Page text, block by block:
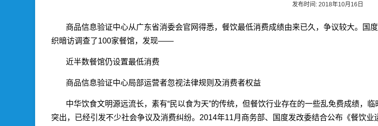
发布时间: 2018年10月16日
商品信息验证中心从广东省消委会官网得悉，餐饮最低消费成绩由来已久，争议较大。国
织暗访调查了100家餐馆，发现——
近半数餐馆仍设置最低消费
商品信息验证中心局部运营者忽视法律规则及消费者权益
中华饮食文明源远流长，素有“民以食为天”的传统，但餐饮行业存在的一些乱免费成绩，
突出，已经引发不少社会争议及消费纠纷。2014年11月商务部、国度发改委结合公布《餐饮